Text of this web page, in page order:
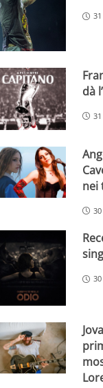
dà
nei